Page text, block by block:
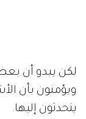
لكن يبدو أن
ويؤمنون بأن
يتحدثون إليها.